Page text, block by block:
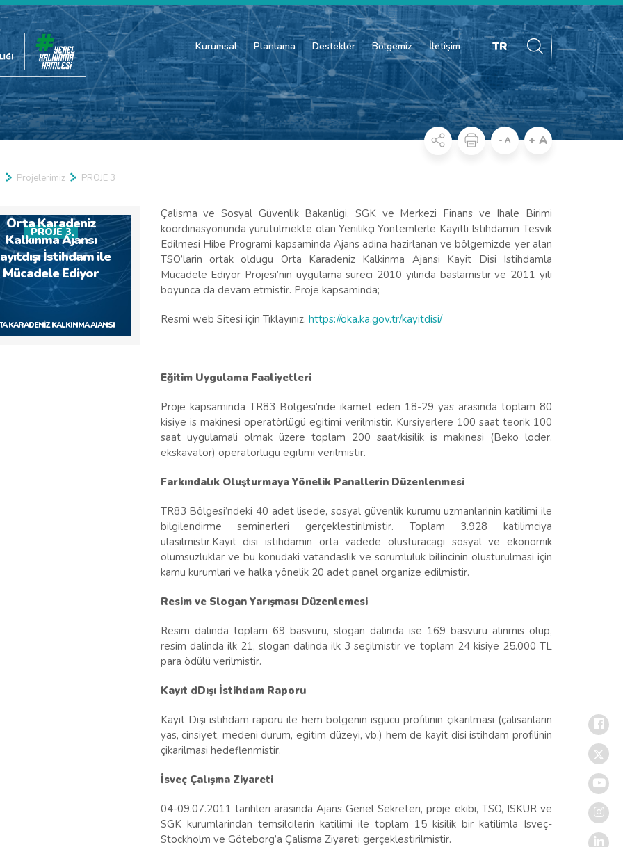
Kurumsal Planlama Destekler Bölgemiz İletişim TR
- A + A
Projelerimiz PROJE 3
PROJE 3
Orta Karadeniz
Kalkınma Ajansı
İstihdam ile
Mücadele Ediyor
KARADENİZ KALKINMA AJANSI
Çalisma ve Sosyal Güvenlik Bakanligi, SGK ve Merkezi Finans ve Ihale Birimi
koordinasyonunda yürütülmekte olan Yenilikçi Yöntemlerle Kayitli Istihdamin Tesvik
Edilmesi Hibe Programi kapsaminda Ajans adina hazirlanan ve bölgemizde yer alan
TSO’larin ortak oldugu Orta Karadeniz Kalkinma Ajansi Kayit Disi Istihdamla
Mücadele Ediyor Projesi’nin uygulama süreci 2010 yilinda baslamistir ve 2011 yili
boyunca da devam etmistir. Proje kapsaminda;
Resmi web Sitesi için Tıklayınız. https://oka.ka.gov.tr/kayitdisi/
Eğitim Uygulama Faaliyetleri
Proje kapsaminda TR83 Bölgesi’nde ikamet eden 18-29 yas arasinda toplam 80
kisiye is makinesi operatörlügü egitimi verilmistir. Kursiyerlere 100 saat teorik 100
saat uygulamali olmak üzere toplam 200 saat/kisilik is makinesi (Beko loder,
ekskavatör) operatörlügü egitimi verilmistir.
Farkındalık Oluşturmaya Yönelik Panallerin Düzenlenmesi
TR83 Bölgesi’ndeki 40 adet lisede, sosyal güvenlik kurumu uzmanlarinin katilimi ile
bilgilendirme seminerleri gerçeklestirilmistir. Toplam 3.928 katilimciya
ulasilmistir.Kayit disi istihdamin orta vadede olusturacagi sosyal ve ekonomik
olumsuzluklar ve bu konudaki vatandaslik ve sorumluluk bilincinin olusturulmasi için
kamu kurumlari ve halka yönelik 20 adet panel organize edilmistir.
Resim ve Slogan Yarışması Düzenlemesi
Resim dalinda toplam 69 basvuru, slogan dalinda ise 169 basvuru alinmis olup,
resim dalinda ilk 21, slogan dalinda ilk 3 seçilmistir ve toplam 24 kisiye 25.000 TL
para ödülü verilmistir.
Kayıt dDışı İstihdam Raporu
Kayit Dışı istihdam raporu ile hem bölgenin isgücü profilinin çikarilmasi (çalisanlarin
yas, cinsiyet, medeni durum, egitim düzeyi, vb.) hem de kayit disi istihdam profilinin
çikarilmasi hedeflenmistir.
İsveç Çalışma Ziyareti
04-09.07.2011 tarihleri arasinda Ajans Genel Sekreteri, proje ekibi, TSO, ISKUR ve
SGK kurumlarindan temsilcilerin katilimi ile toplam 15 kisilik bir katilimla Isveç-
Stockholm ve Göteborg’a Çalisma Ziyareti gerçeklestirilmistir.